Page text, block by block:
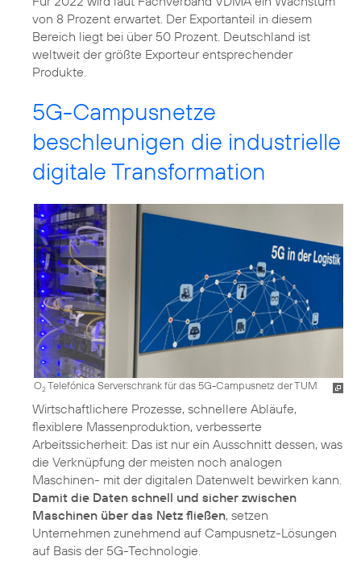
von 8 Prozent erwartet. Der Exportanteil in diesem
Bereich liegt bei über 50 Prozent. Deutschland ist
weltweit der größte Exporteur entsprechender
Produkte.
5G-Campusnetze
beschleunigen die industrielle
digitale Transformation
O2Telefónica Serverschrank für das 5G-Campusnetz der TUM
Wirtschaftlichere Prozesse, schnellere Abläufe,
flexiblere Massenproduktion, verbesserte
Arbeitssicherheit: Das ist nur ein Ausschnitt dessen, was
die Verknüpfung der meisten noch analogen
Maschinen- mit der digitalen Datenwelt bewirken kann.
Damit die Daten schnell und sicher zwischen
Maschinen über das Netz fließen, setzen
Unternehmen zunehmend auf Campusnetz-Lösungen
auf Basis der 5G-Technologie.